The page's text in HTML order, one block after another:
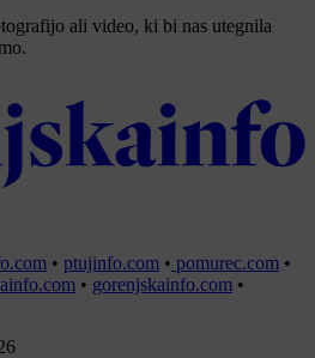
ali video, ki bi nas utegnila
• ptujinfo.com • pomurec.com •
• gorenjskainfo.com •